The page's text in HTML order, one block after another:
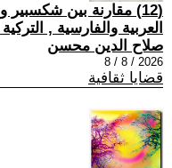
(12) مقارنة بين
العربية والفارسية ,
صلاح الدين محسن
2026 / 8 / 8
قضايا ثقافية